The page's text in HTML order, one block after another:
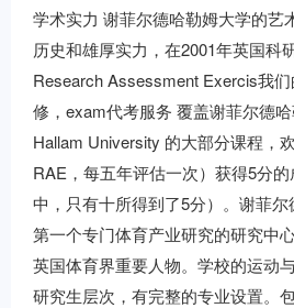
学术实力 谢菲尔德哈勒姆大学的艺
历史和雄厚实力，在2001年英国科
Research Assessment Exercis我
修，exam代考服务 覆盖谢菲尔德
Hallam University 的大部分课程，
RAE，每五年评估一次）获得5分
中，只有十所得到了5分）。谢菲
第一个专门体育产业研究的研究中
英国体育界重要人物。学校的运动
研究生层次，有完整的专业设置。